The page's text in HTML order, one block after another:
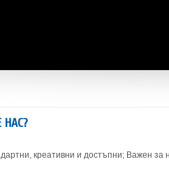
креативни и достъпни; Важен за